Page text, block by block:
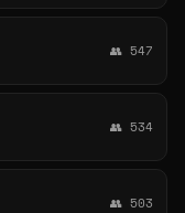
👥 547
👥 534
👥 503